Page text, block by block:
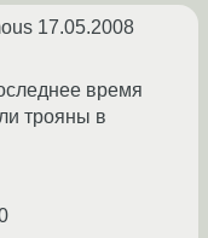
17.05.2008
время
трояны в